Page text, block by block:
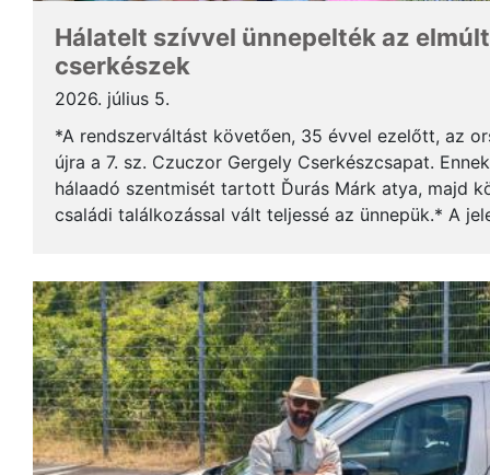
Hálatelt szívvel ünnepelték az
cserkészek
2026. július 5.
*A rendszerváltást követően, 35 évvel ezelőtt, az
újra a 7. sz. Czuczor Gergely Cserkészcsapat.
hálaadó szentmisét tartott Ďurás Márk atya, majd
családi találkozással vált teljessé az ünnepük.* A